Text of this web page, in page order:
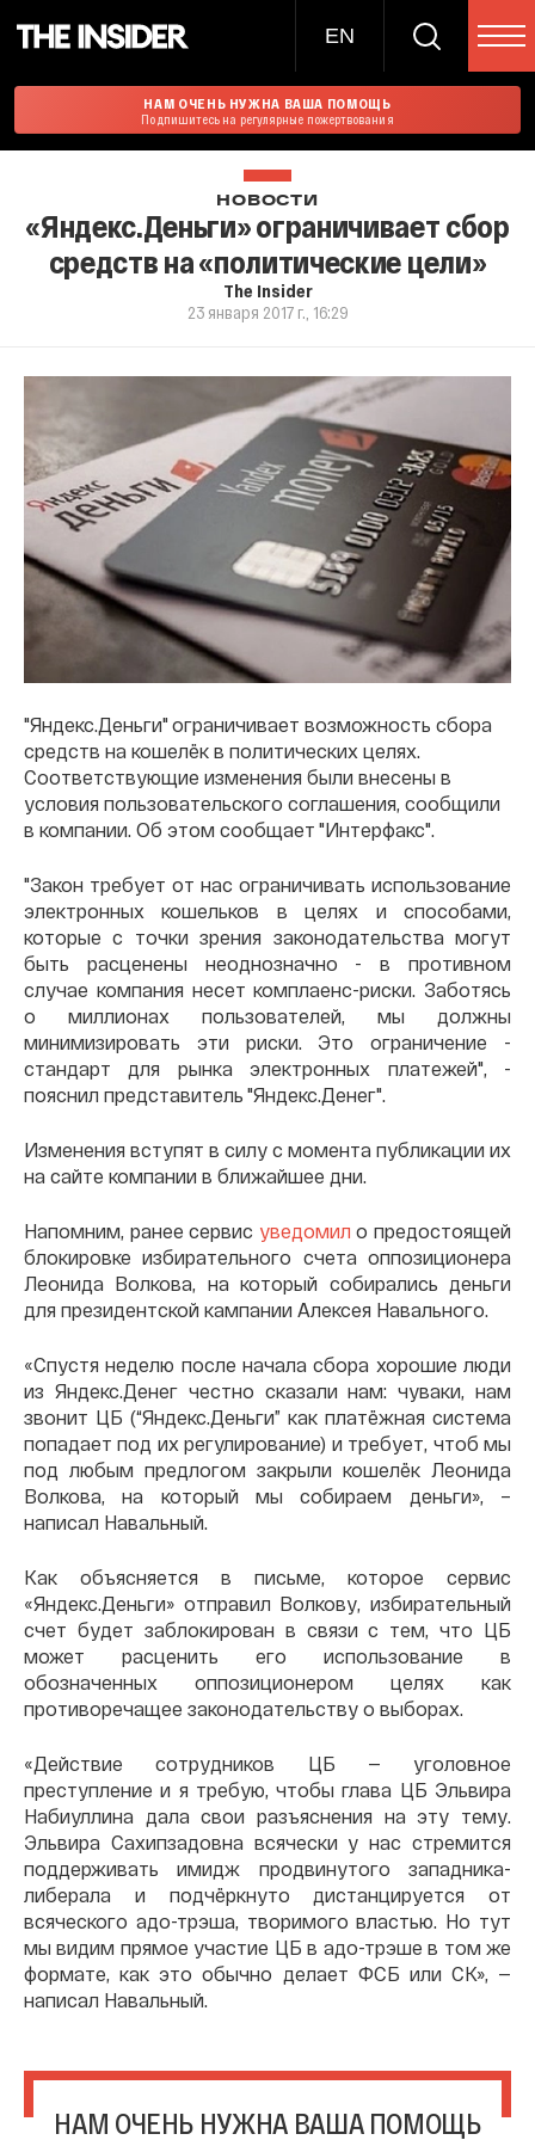
EN
НАМ ОЧЕНЬ НУЖНА ВАША ПОМОЩЬ
Подпишитесь на регулярные пожертвования
НОВОСТИ
«Яндекс.Деньги» ограничивает сбор
средств на «политические цели»
The Insider
23 января 2017 г., 16:29
"Яндекс.Деньги" ограничивает возможность сбора
средств на кошелёк в политических целях.
Соответствующие изменения были внесены в
условия пользовательского соглашения, сообщили
в компании. Об этом сообщает "Интерфакс".
"Закон требует от нас ограничивать использование
электронных кошельков в целях и способами,
которые с точки зрения законодательства могут
быть расценены неоднозначно - в противном
случае компания несет комплаенс-риски. Заботясь
о миллионах пользователей, мы должны
минимизировать эти риски. Это ограничение -
стандарт для рынка электронных платежей", -
пояснил представитель "Яндекс.Денег".
Изменения вступят в силу с момента публикации их
на сайте компании в ближайшее дни.
Напомним, ранее сервис уведомил о предостоящей
блокировке избирательного счета оппозиционера
Леонида Волкова, на который собирались деньги
для президентской кампании Алексея Навального.
«Спустя неделю после начала сбора хорошие люди
из Яндекс.Денег честно сказали нам: чуваки, нам
звонит ЦБ (“Яндекс.Деньги” как платёжная система
попадает под их регулирование) и требует, чтоб мы
под любым предлогом закрыли кошелёк Леонида
Волкова, на который мы собираем деньги», –
написал Навальный.
Как объясняется в письме, которое сервис
«Яндекс.Деньги» отправил Волкову, избирательный
счет будет заблокирован в связи с тем, что ЦБ
может расценить его использование в
обозначенных оппозиционером целях как
противоречащее законодательству о выборах.
«Действие сотрудников ЦБ — уголовное
преступление и я требую, чтобы глава ЦБ Эльвира
Набиуллина дала свои разъяснения на эту тему.
Эльвира Сахипзадовна всячески у нас стремится
поддерживать имидж продвинутого западника-
либерала и подчёркнуто дистанцируется от
всяческого адо-трэша, творимого властью. Но тут
мы видим прямое участие ЦБ в адо-трэше в том же
формате, как это обычно делает ФСБ или СК», —
написал Навальный.
НАМ ОЧЕНЬ НУЖНА ВАША ПОМОЩЬ